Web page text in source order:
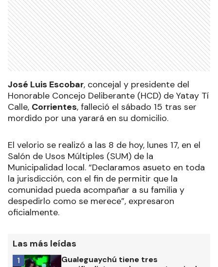
José Luis Escobar, concejal y presidente del
Honorable Concejo Deliberante (HCD) de Yatay Tí
Calle, Corrientes, falleció el sábado 15 tras ser
mordido por una yarará en su domicilio.
El velorio se realizó a las 8 de hoy, lunes 17, en el
Salón de Usos Múltiples (SUM) de la
Municipalidad local. “Declaramos asueto en toda
la jurisdicción, con el fin de permitir que la
comunidad pueda acompañar a su familia y
despedirlo como se merece”, expresaron
oficialmente.
Las más leídas
Gualeguaychú tiene tres
1